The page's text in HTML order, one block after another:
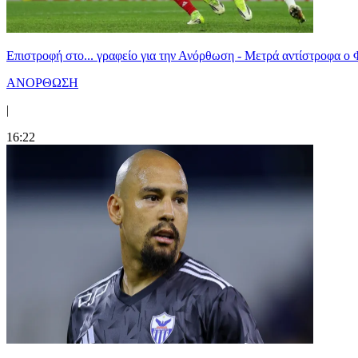
Επιστροφή στο... γραφείο για την Ανόρθωση - Μετρά αντίστροφα ο
ΑΝΟΡΘΩΣΗ
|
16:22